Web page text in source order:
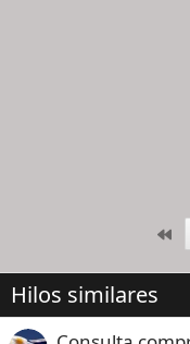
Hilos similares